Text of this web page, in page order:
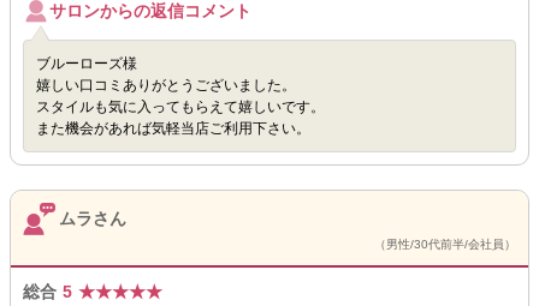
サロンからの返信コメント
ブルーローズ様
嬉しい口コミありがとうございました。
スタイルも気に入ってもらえて嬉しいです。
また機会があれば気軽当店ご利用下さい。
ムラさん
（男性/30代前半/会社員）
総合 5 ★★★★★